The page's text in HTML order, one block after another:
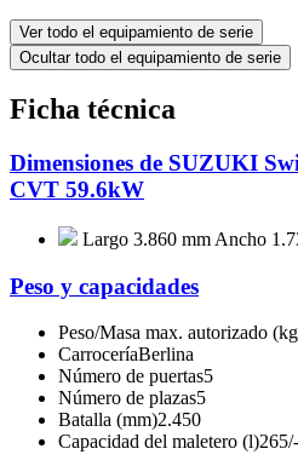
Ver todo el equipamiento de serie
Ocultar todo el equipamiento de serie
Ficha técnica
Dimensiones de SUZUKI
CVT 59.6kW
Largo 3.860 mm Ancho
Peso y capacidades
Peso/Masa max. autorizado
CarroceríaBerlina
Número de puertas5
Número de plazas5
Batalla (mm)2.450
Capacidad del maletero (l)265/-